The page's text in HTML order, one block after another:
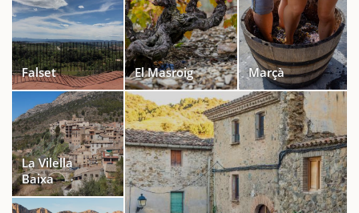
Falset El Masroig Marçà
La Vilella
Baixa